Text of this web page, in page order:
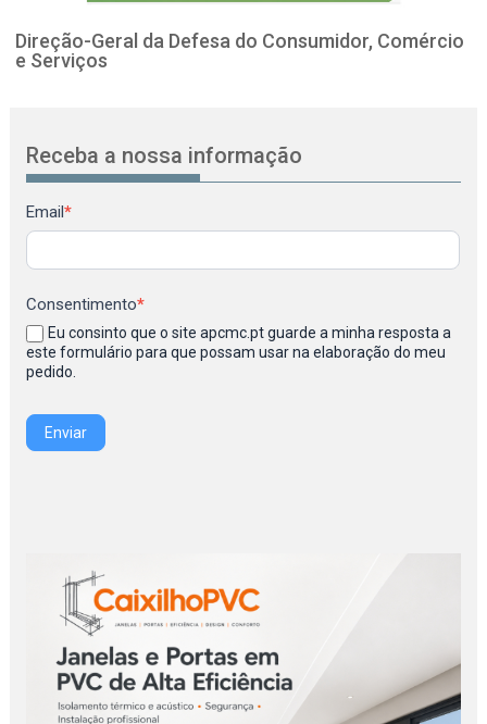
Direção-Geral da Defesa do Consumidor, Comércio
e Serviços
Receba a nossa informação
Newsletter
Email*
Consentimento*
Eu consinto que o site apcmc.pt guarde a minha resposta a
este formulário para que possam usar na elaboração do meu
pedido.
Enviar